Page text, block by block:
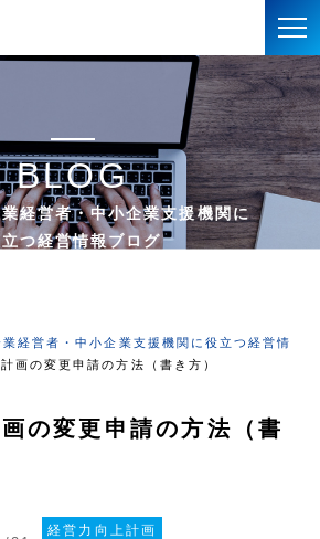
BLOG
経営者・中小企業支援機関に
つ経営情報ブログ
経営者・中小企業支援機関に役立つ経営情
画の変更申請の方法（書き方）
の変更申請の方法（書
経営力向上計画